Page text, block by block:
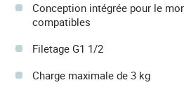
Conception intégrée pour le
compatibles
Filetage G1 1/2
Charge maximale de 3 kg